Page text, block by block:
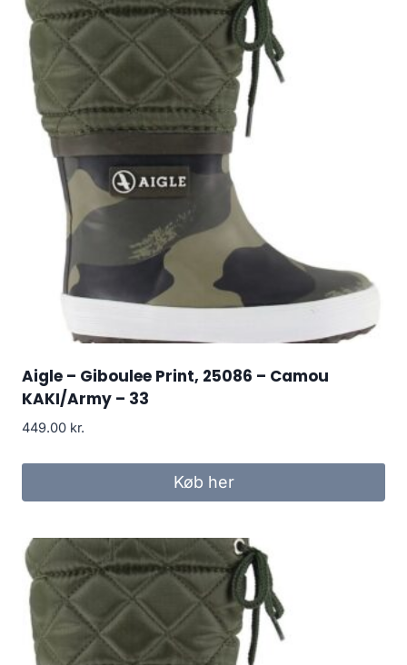
Aigle – Giboulee Print, 25086 – Camou
KAKI/Army – 33
449.00 kr.
Køb her